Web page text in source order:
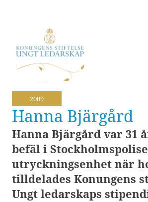
2009
Hanna Bjärgård
Hanna Bjärgård var 31
befäl i
utryckningsenhet när
tilldelades Konungens
Ungt ledarskaps